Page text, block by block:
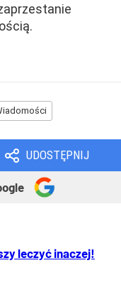
UDOSTĘPNIJ
leczyć inaczej!